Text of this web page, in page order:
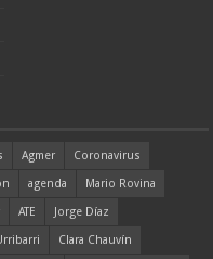
Agmer
Coronavirus
agenda
Mario Rovina
ATE
Jorge Díaz
Clara Chauvín